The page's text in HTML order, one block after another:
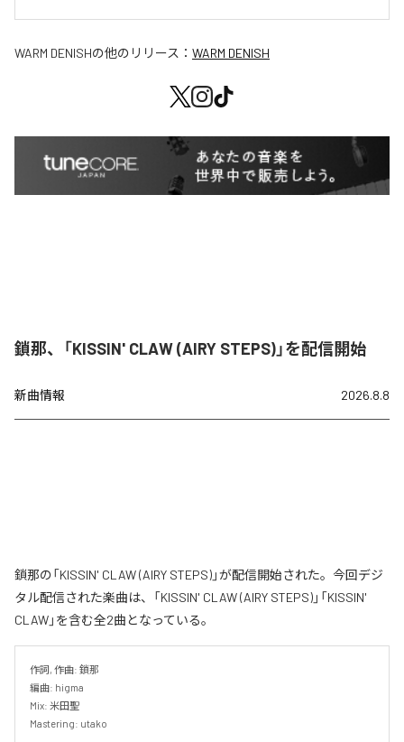
WARM DENISHの他のリリース： WARM DENISH
鎖那、「KISSIN' CLAW (AIRY STEPS)」を配信開始
新曲情報 2026.8.8
鎖那の「KISSIN' CLAW (AIRY STEPS)」が配信開始された。今回デジ
タル配信された楽曲は、「KISSIN' CLAW (AIRY STEPS)」「KISSIN'
CLAW」を含む全2曲となっている。
作詞, 作曲: 鎖那
編曲: higma
Mix: 米田聖
Mastering: utako